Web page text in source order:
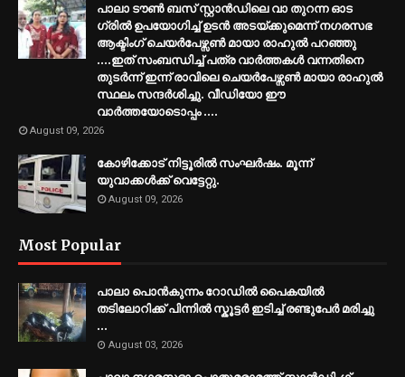
പാലാ ടൗൺ ബസ് സ്റ്റാൻഡിലെ വാ തുറന്ന ഓട
ഗ്രിൽ ഉപയോഗിച്ച് ഉടൻ അടയ്ക്കുമെന്ന് നഗരസഭ
ആക്ടിംഗ് ചെയർപേഴ്സൺ മായാ രാഹുൽ പറഞ്ഞു
....ഇത് സംബന്ധിച്ച് പത്ര വാർത്തകൾ വന്നതിനെ
തുടർന്ന് ഇന്ന് രാവിലെ ചെയർപേഴ്സൺ മായാ രാഹുൽ
സ്ഥലം സന്ദർശിച്ചു. വീഡിയോ ഈ
വാർത്തയോടൊപ്പം ....
August 09, 2026
കോഴിക്കോട് നിട്ടൂരിൽ സംഘർഷം. മൂന്ന്
യുവാക്കൾക്ക് വെട്ടേറ്റു.
August 09, 2026
Most Popular
പാലാ പൊൻകുന്നം റോഡിൽ പൈകയിൽ
തടിലോറിക്ക് പിന്നിൽ സ്കൂട്ടർ ഇടിച്ച് രണ്ടുപേർ മരിച്ചു
...
August 03, 2026